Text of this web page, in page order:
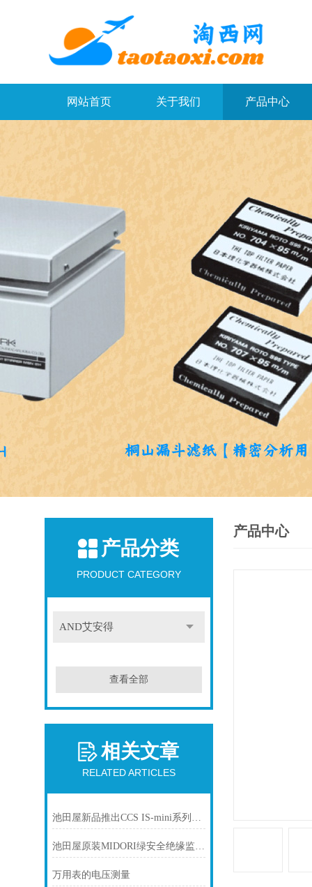
网站首页 关于我们 产品中心
产品分类
PRODUCT CATEGORY
AND艾安得
查看全部
相关文章
RELATED ARTICLES
池田屋新品推出CCS IS-mini系列专用控制电源 ISC-201-2
池田屋原装MIDORI绿安全绝缘监测电压发生器IGRS-500
万用表的电压测量
产品中心